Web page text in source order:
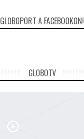
GLOBOPORT A FACEBOOKON!
GLOBOTV